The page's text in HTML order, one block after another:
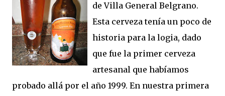
de Villa General Belgrano.
Esta cerveza tenía un poco de
historia para la logia, dado
que fue la primer cerveza
artesanal que habíamos
probado allá por el año 1999. En nuestra primera